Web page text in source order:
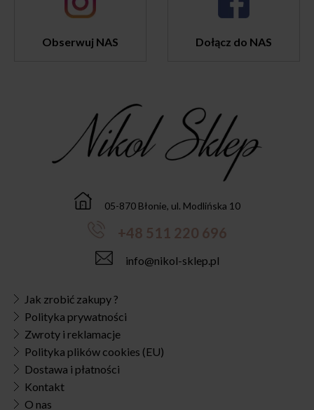
Obserwuj NAS Dołącz do NAS
05-870 Błonie, ul. Modlińska 10
+48 511 220 696
info@nikol-sklep.pl
Jak zrobić zakupy ?
Polityka prywatności
Zwroty i reklamacje
Polityka plików cookies (EU)
Dostawa i płatności
Kontakt
O nas